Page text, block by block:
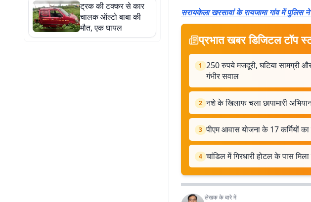
ट्रक की टक्कर से कार
चालक ऑल्टो बाबा की
मौत, एक घायल
सरायकेला खरसावां के रायजामा गांव में पुलिस
प्रभात खबर डिजिटल टॉप
1 250 रुपये मजदूरी, घटिया सामग्री
गंभीर सवाल
2 नशे के खिलाफ चला छापामारी
3 पीएम आवास योजना के 17 कर्मियों का
4 चांडिल में गिरधारी होटल के पास
लेखक के बारे में